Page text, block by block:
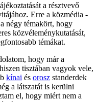
a résztvevő
Erre a közmédia -
négy témakört, hogy
közvéleménykutatását,
témákat.
hogy már a
tisztában vagyok vele,
kínai és orosz standerdek
a látszatát is kerülni
el, hogy miért nem a